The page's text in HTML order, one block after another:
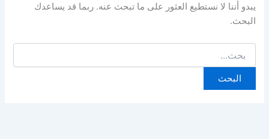
يبدو أننا لا نستطيع العثور على ما تبحث عنه. ربما قد يساعدك
البحث.
عن: